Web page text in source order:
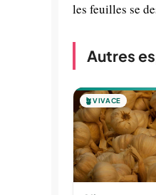
les feuilles se
Autres
🪴VIVACE